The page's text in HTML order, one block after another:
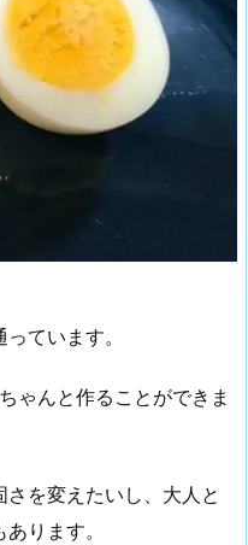
ています。
ゃんと作ることができま
を変えたいし、大人と
ります。